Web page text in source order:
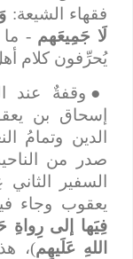
فقهاء الشيعة:
لَا جَمِيعَهم - ما
يُحرِّفون كلام
●وقفةٌ عند
إسحاق بن
الدين وتمامُ
صدر من
السفير
يعقوب وجاء
فِيَها إلى رِواةِ
اللهِ عَلَيهِم)،